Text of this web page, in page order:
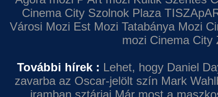
Cinema City Szolnok Plaza
Városi Mozi Est Mozi Tatabánya Mozi
mozi Cinema City
További hírek : Lehet, hogy Daniel
zavarba az Oscar-jelölt szín Mark
iramban sztárjai Már most a